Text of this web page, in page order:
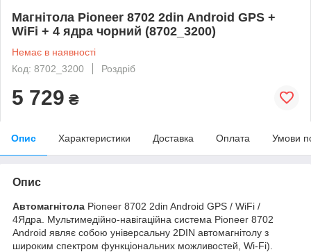
Магнітола Pioneer 8702 2din Android GPS +
WiFi + 4 ядра чорний (8702_3200)
Немає в наявності
Код: 8702_3200
Роздріб
5 729 ₴
Опис Характеристики Доставка Оплата Умови
Опис
Автомагнітола Pioneer 8702 2din Android GPS / WiFi /
4Ядра. Мультимедійно-навігаційна система Pioneer 8702
Android являє собою універсальну 2DIN автомагнітолу з
широким спектром функціональних можливостей, Wi-Fi).